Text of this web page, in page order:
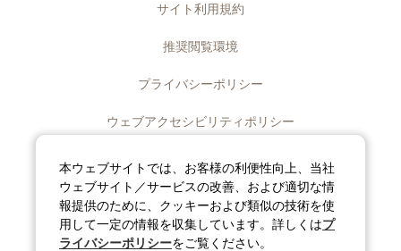
サイト利用規約
推奨閲覧環境
プライバシーポリシー
ウェブアクセシビリティポリシー
ディスクロージャーポリシー
ソーシャルメディアポリシー
サイトマップ
本ウェブサイトでは、お客様の利便性向上、当社
ウェブサイト／サービスの改善、および適切な情
報提供のために、クッキーおよび類似の技術を使
用して一定の情報を収集しています。詳しくはプ
ライバシーポリシーをご覧ください。